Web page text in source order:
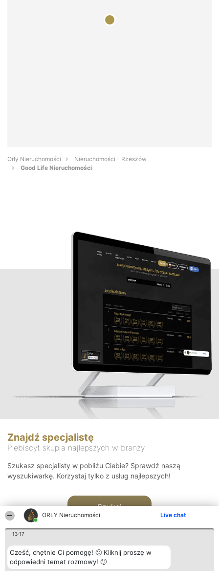
ORŁY Nieruchomości Live chat
13:17
Cześć, chętnie Ci pomogę! 🙂 Kliknij proszę w
odpowiedni temat rozmowy! 🙂
Orły Nieruchomości
Nieruchomości - Rzeszów
Good Life Nieruchomości
Znajdź specjalistę
Plebiscyt skupia najlepszych w branży
Szukasz specjalisty w pobliżu Ciebie? Sprawdź naszą
wyszukiwarkę. Korzystaj tylko z usług najlepszych!
Szukaj